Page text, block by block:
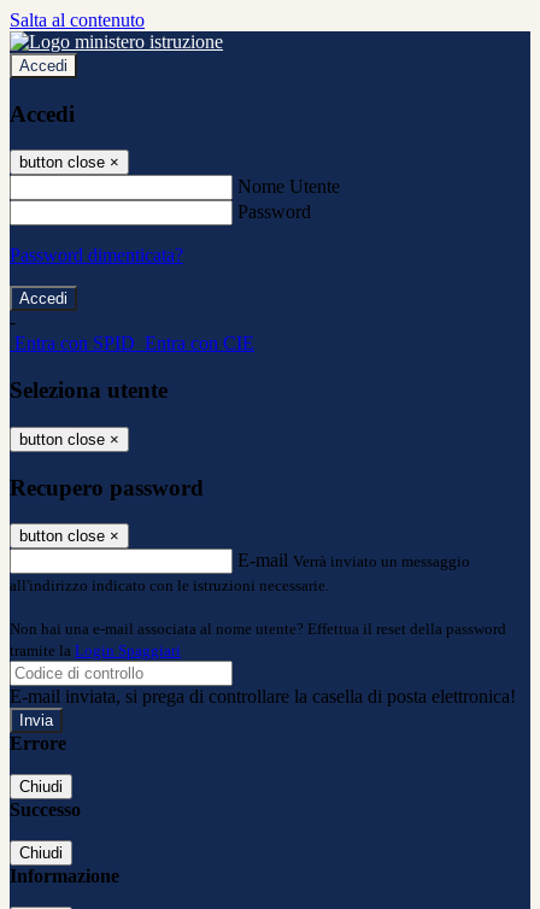
Salta al contenuto
Accedi
Accedi
button close ×
Nome Utente
Password
Password dimenticata?
-
Entra con SPID Entra con CIE
Seleziona utente
button close ×
Recupero password
button close ×
E-mail Verrà inviato un messaggio
all'indirizzo indicato con le istruzioni necessarie.
Non hai una e-mail associata al nome utente? Effettua il reset della password
tramite la Login Spaggiari
E-mail inviata, si prega di controllare la casella di posta elettronica!
Errore
Chiudi
Successo
Chiudi
Informazione